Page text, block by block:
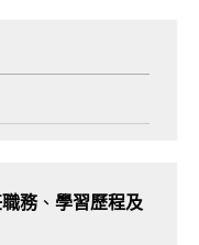
務、 學習歷程及